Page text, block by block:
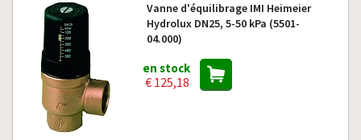
Vanne d'équilibrage IMI Heimeier
Hydrolux DN25, 5-50 kPa (5501-
04.000)
en stock
€ 125,18